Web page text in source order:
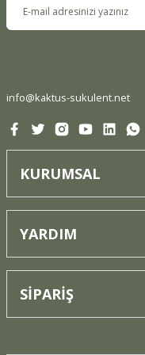
Ürün fiyatı diğer
Bu ürüne benzer farklı
info@kaktus-sukulent.net
KURUMSAL
YARDIM
SİPARİŞ